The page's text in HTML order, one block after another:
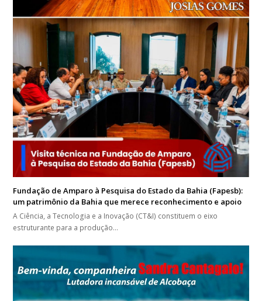
Fundação de Amparo à Pesquisa do Estado da Bahia (Fapesb):
um patrimônio da Bahia que merece reconhecimento e apoio
A Ciência, a Tecnologia e a Inovação (CT&I) constituem o eixo
estruturante para a produção…